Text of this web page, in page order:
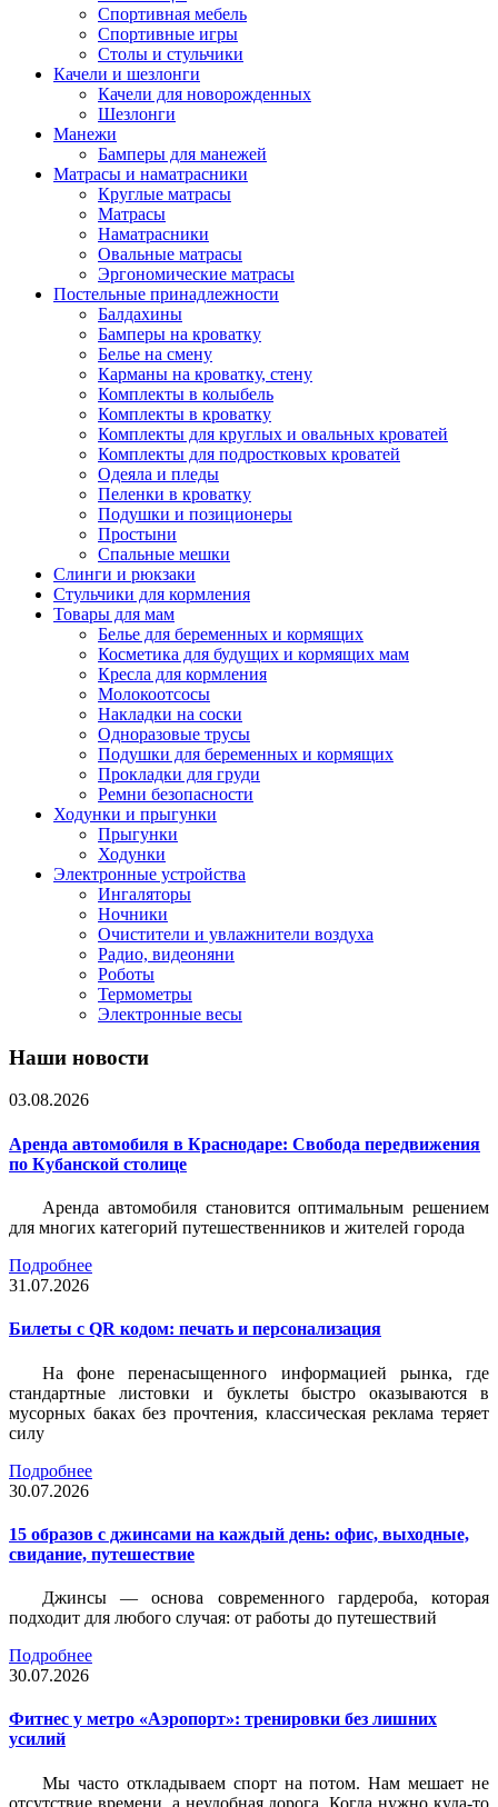
Спортивная мебель
Спортивные игры
Столы и стульчики
Качели и шезлонги
Качели для новорожденных
Шезлонги
Манежи
Бамперы для манежей
Матрасы и наматрасники
Круглые матрасы
Матрасы
Наматрасники
Овальные матрасы
Эргономические матрасы
Постельные принадлежности
Балдахины
Бамперы на кроватку
Белье на смену
Карманы на кроватку, стену
Комплекты в колыбель
Комплекты в кроватку
Комплекты для круглых и овальных кроватей
Комплекты для подростковых кроватей
Одеяла и пледы
Пеленки в кроватку
Подушки и позиционеры
Простыни
Спальные мешки
Слинги и рюкзаки
Стульчики для кормления
Товары для мам
Белье для беременных и кормящих
Косметика для будущих и кормящих мам
Кресла для кормления
Молокоотсосы
Накладки на соски
Одноразовые трусы
Подушки для беременных и кормящих
Прокладки для груди
Ремни безопасности
Ходунки и прыгунки
Прыгунки
Ходунки
Электронные устройства
Ингаляторы
Ночники
Очистители и увлажнители воздуха
Радио, видеоняни
Роботы
Термометры
Электронные весы
Наши новости
03.08.2026
Аренда автомобиля в Краснодаре: Свобода передвижения
по Кубанской столице
Аренда автомобиля становится оптимальным решением
для многих категорий путешественников и жителей города
Подробнее
31.07.2026
Билеты c QR кодом: печать и персонализация
На фоне перенасыщенного информацией рынка, где
стандартные листовки и буклеты быстро оказываются в
мусорных баках без прочтения, классическая реклама теряет
силу
Подробнее
30.07.2026
15 образов с джинсами на каждый день: офис, выходные,
свидание, путешествие
Джинсы — основа современного гардероба, которая
подходит для любого случая: от работы до путешествий
Подробнее
30.07.2026
Фитнес у метро «Аэропорт»: тренировки без лишних
усилий
Мы часто откладываем спорт на потом. Нам мешает не
отсутствие времени, а неудобная дорога. Когда нужно куда-то